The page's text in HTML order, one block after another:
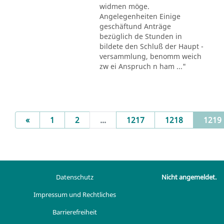
widmen möge.
Angelegenheiten Einige
geschäftund Anträge
bezüglich de Stunden in
bildete den Schluß der Haupt -
versammlung, benomm weich
zw ei Anspruch n ham ..."
«Previous
1 2 ... 1217 1218 1219
Datenschutz
Impressum und Rechtliches
Barrierefreiheit
Nicht angemeldet.